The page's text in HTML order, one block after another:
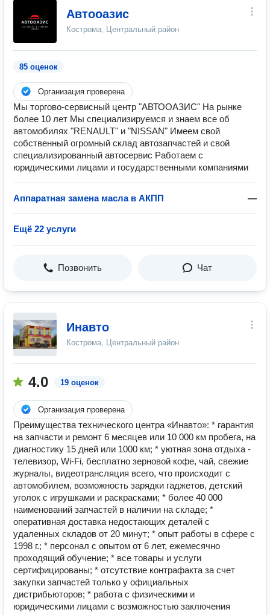
Автооазис
Кострома, Центральный район
85 оценок
Организация проверена
Мы торгово-сервисный центр "АВТООАЗИС" На рынке
более 10 лет Мы специализируемся и знаем все об
автомобилях "RENAULT" и "NISSAN" Имеем свой
собственный огромный склад автозапчастей и свой
специализированный автосервис Работаем с
юридическими лицами и государственными компаниями
Аппаратная замена масла в АКПП —
Ещё 22 услуги
Позвонить Чат
Инавто
Кострома, Центральный район
4.0 19 оценок
Организация проверена
Преимущества технического центра «Инавто»: * гарантия
на запчасти и ремонт 6 месяцев или 10 000 км пробега, на
диагностику 15 дней или 1000 км; * уютная зона отдыха -
телевизор, Wi-Fi, бесплатно зерновой кофе, чай, свежие
журналы, видеотрансляция всего, что происходит с
автомобилем, возможность зарядки гаджетов, детский
уголок с игрушками и раскрасками; * более 40 000
наименований запчастей в наличии на складе; *
оперативная доставка недостающих деталей с
удаленных складов от 20 минут; * опыт работы в сфере с
1998 г.; * персонал с опытом от 6 лет, ежемесячно
проходящий обучение; * все товары и услуги
сертифицированы; * отсутствие контрафакта за счет
закупки запчастей только у официальных
дистрибьюторов; * работа с физическими и
юридическими лицами с возможностью заключения